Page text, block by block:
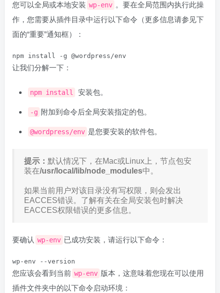
您可以全局或本地安装 wp-env 。要在全局范围内执行此操
作，您需要从插件目录中运行以下命令（更多信息请参见下
面的“重要”通知框）：
npm install -g @wordpress/env
让我们分解一下：
npm install 安装包。
-g 附加到命令后全局安装指定的包。
@wordpress/env 是您要安装的软件包。
提示： 默认情况下，在Mac或Linux上，节点包安
装在/usr/local/lib/node_modules中。
如果当前用户对该目录没有写权限，则会发出
EACCES错误。了解有关在全局安装包时解决
EACCES权限错误的更多信息。
要确认 wp-env 已成功安装，请运行以下命令：
wp-env --version
您应该会看到当前 wp-env 版本，这意味着您现在可以使用
插件文件夹中的以下命令启动环境：